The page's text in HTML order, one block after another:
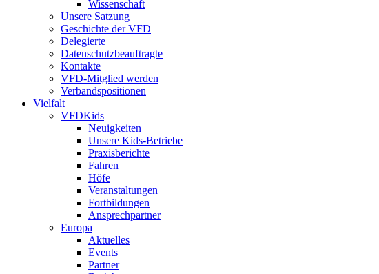
Wissenschaft
Unsere Satzung
Geschichte der VFD
Delegierte
Datenschutzbeauftragte
Kontakte
VFD-Mitglied werden
Verbandspositionen
Vielfalt
VFDKids
Neuigkeiten
Unsere Kids-Betriebe
Praxisberichte
Fahren
Höfe
Veranstaltungen
Fortbildungen
Ansprechpartner
Europa
Aktuelles
Events
Partner